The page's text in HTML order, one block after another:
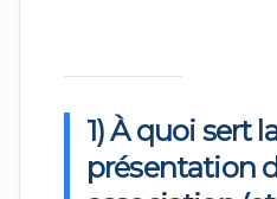
1) À quoi sert
présentation